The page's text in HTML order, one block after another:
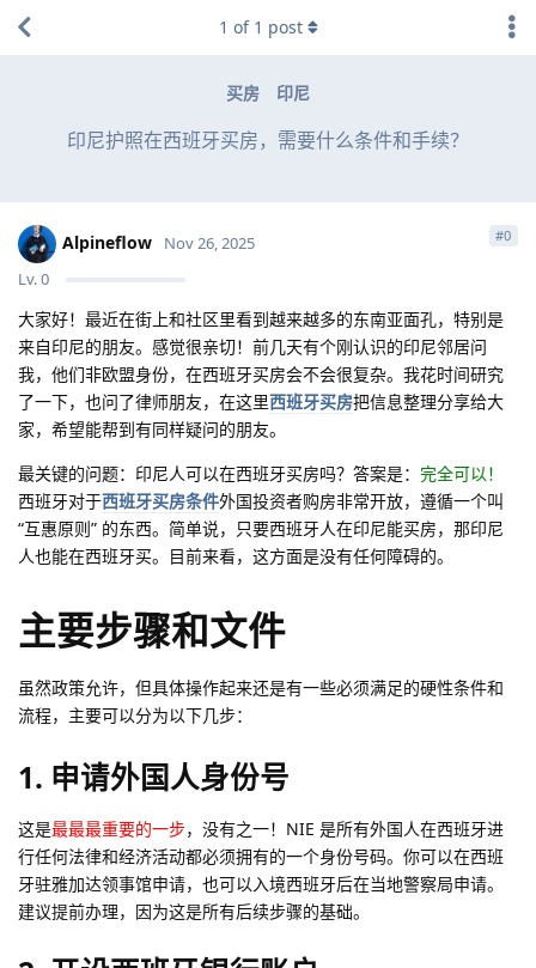
买房 印尼
印尼护照在西班牙买房，需要什么条件和手续？
1 of 1 post
Alpineflow
Lv.0
Nov 26, 2025 #0
大家好！最近在街上和社区里看到越来越多的东南亚面孔，特别是
来自印尼的朋友。感觉很亲切！前几天有个刚认识的印尼邻居问
我，他们非欧盟身份，在西班牙买房会不会很复杂。我花时间研究
了一下，也问了律师朋友，在这里西班牙买房把信息整理分享给大
家，希望能帮到有同样疑问的朋友。
最关键的问题：印尼人可以在西班牙买房吗？答案是： 完全可以！
西班牙对于西班牙买房条件外国投资者购房非常开放，遵循一个叫
“互惠原则” 的东西。简单说，只要西班牙人在印尼能买房，那印尼
人也能在西班牙买。目前来看，这方面是没有任何障碍的。
主要步骤和文件
虽然政策允许，但具体操作起来还是有一些必须满足的硬性条件和
流程，主要可以分为以下几步：
1. 申请外国人身份号
这是最最最重要的一步，没有之一！NIE 是所有外国人在西班牙进
行任何法律和经济活动都必须拥有的一个身份号码。你可以在西班
牙驻雅加达领事馆申请，也可以入境西班牙后在当地警察局申请。
建议提前办理，因为这是所有后续步骤的基础。